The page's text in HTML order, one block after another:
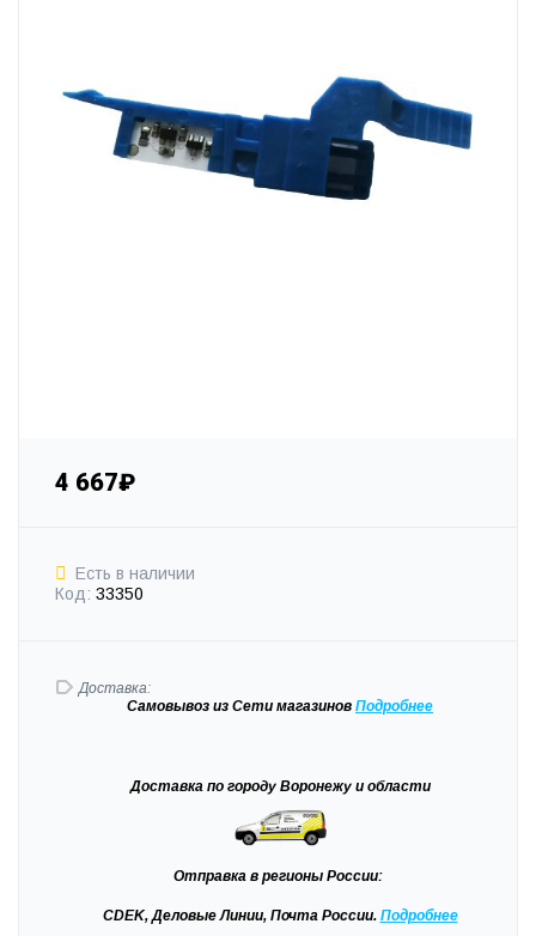
4 667₽
Есть в наличии
Код: 33350
Доставка:
Самовывоз из Сети магазинов Подробнее
Доставка по городу Воронежу и области
Отправка в регионы России:
CDEK, Деловые Линии, Почта России. Подробнее